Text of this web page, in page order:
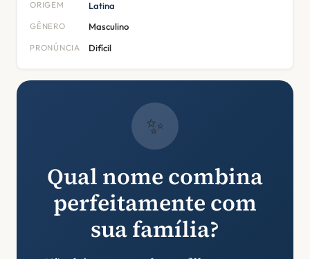
ORIGEM Latina
GÊNERO Masculino
PRONÚNCIA Difícil
✨
Qual nome combina
perfeitamente com
sua família?